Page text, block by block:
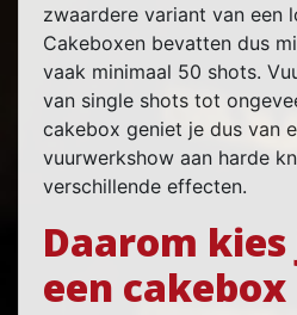
zwaardere variant van een
Cakeboxen bevatten dus
vaak minimaal 50 shots.
van single shots tot
cakebox geniet je dus van
vuurwerkshow aan harde
verschillende effecten.
Daarom
een cakebox